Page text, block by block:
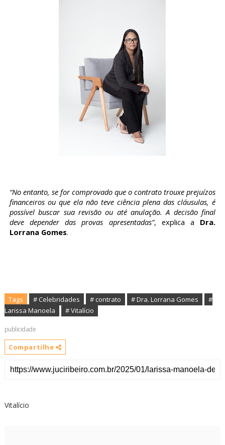
“No entanto, se for comprovado que o contrato trouxe prejuízos
financeiros ou que ela não teve ciência plena das cláusulas, é
possível buscar sua revisão ou até anulação. A decisão final
deve depender das provas apresentadas”, explica a
Dra.
Lorrana Gomes.
Tags # Celebridades # contrato # Dra. Lorrana Gomes
#
Larissa Manoela
# Vitalício
publicidade
Compartilhe
Vitalício